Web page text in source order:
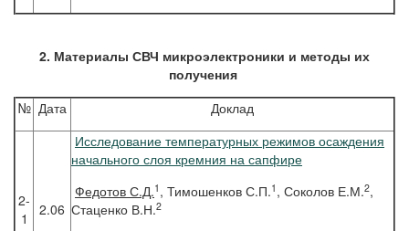
2. Материалы СВЧ микроэлектроники и методы их
получения
№ Дата Доклад
2-
1
2.06
Исследование температурных режимов осаждения
начального слоя кремния на сапфире
Федотов С.Д.1 , Тимошенков С.П.1 , Соколов Е.М.2,
Стаценко В.Н.2